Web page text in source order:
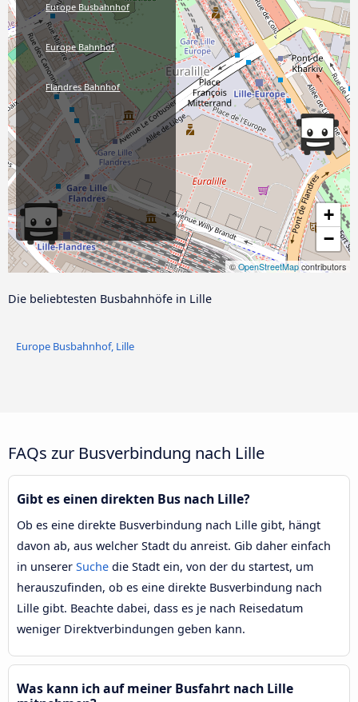
+
−
©OpenStreetMap contributors
Europe Busbahnhof
Europe Bahnhof
Flandres Bahnhof
Die beliebtesten Busbahnhöfe in Lille
Europe Busbahnhof, Lille
FAQs zur Busverbindung nach Lille
Gibt es einen direkten Bus nach Lille?
Ob es eine direkte Busverbindung nach Lille gibt, hängt
davon ab, aus welcher Stadt du anreist. Gib daher einfach
in unserer Suche die Stadt ein, von der du startest, um
herauszufinden, ob es eine direkte Busverbindung nach
Lille gibt. Beachte dabei, dass es je nach Reisedatum
weniger Direktverbindungen geben kann.
Was kann ich auf meiner Busfahrt nach Lille